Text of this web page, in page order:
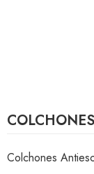
COLCHONES
Colchones